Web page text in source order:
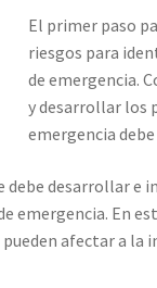
El primer paso
riesgos para
de emergencia.
y desarrollar los
emergencia
debe desarrollar
emergencia. En
afectar a